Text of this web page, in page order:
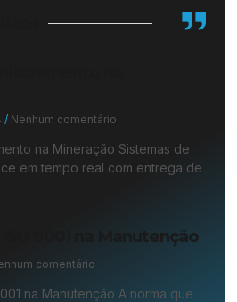
Nenhum comentário
na Mineração Sistemas de
em tempo real com entrega de
ISO 9001 na Manutenção
comentário
na Manutenção A norma que